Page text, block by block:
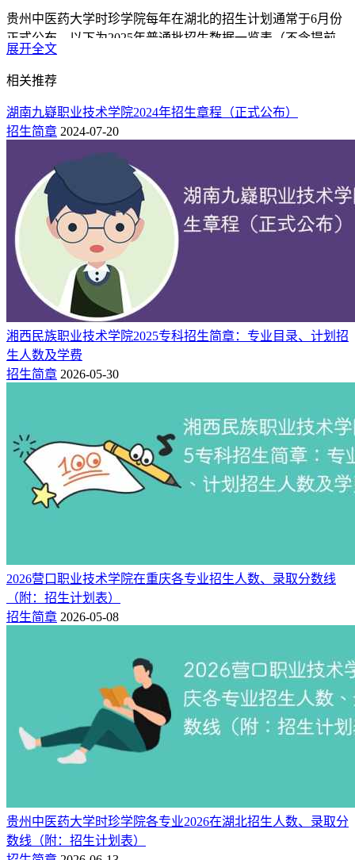
贵州中医药大学时珍学院每年在湖北的招生计划通常于6月份
正式公布，以下为2025年普通批招生数据一览表（不含提前
批、专项计划等特殊类型招生），可作为2026年招生趋势的参
考依据。
物理组
招生人数共计8人，其中护理学4人、医学检验技术4人。
院校 招生地区 招生专业
计划人数
贵州中医药大学时珍学院
湖北 护理学
4
贵州中医药大学时珍学院
以上招生计划来自湖北省教育考试院，该校2026年是否面向湖
北招生、各专业招生多少人、选科与专业要求等情况，请以自
贵州中医药大学时珍学院招生官网最新发布的招生简章为准！
二、贵州中医药大学时珍学院2025年在湖
北录取分数线及2026年预估
贵州中医药大学时珍学院2026年的录取分数线，要等到今年高
考录取工作结束后才会正式公布。至于今年湖北考生报考该校
需要多少分才能被录取，可以参考2025年的普通批招生数据。
（一）2025年录取分数线（普通批）
物理组：（本科批）最低472分，全省位次111289名。
（二）2026年录取分数线趋势预测
次分布等历史数据，综合大数据分析预测，贵州中医药大学时
珍学院2026年在湖北省的录取分数线：
2026年本科批最低录取分数线预估在473分左
右。
相关推荐：
贵州中医药大学时珍学院各专业录取分数线2024（录取最低分
展开全文
相关推荐
湖南九嶷职业技术学院2024年招生章程（正式公布）
招生简章 2024-07-20
湘西民族职业技术学院2025专科招生简章：专业目录、计划招
生人数及学费
招生简章 2026-05-30
2026营口职业技术学院在重庆各专业招生人数、录取分数线
（附：招生计划表）
招生简章 2026-05-08
贵州中医药大学时珍学院各专业2026在湖北招生人数、录取分
数线（附：招生计划表）